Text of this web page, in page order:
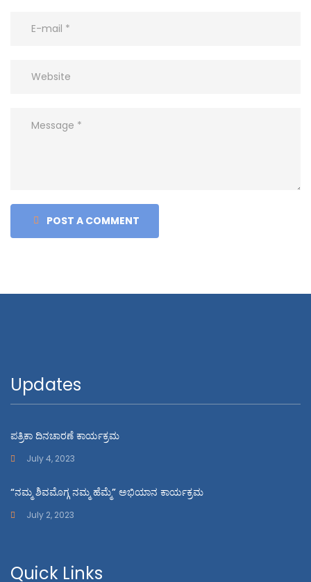
POST A COMMENT
Updates
ಪತ್ರಿಕಾ ದಿನಚಾರಣೆ ಕಾರ್ಯಕ್ರಮ
July 4, 2023
“ನಮ್ಮ ಶಿವಮೊಗ್ಗ ನಮ್ಮ ಹೆಮ್ಮೆ” ಅಭಿಯಾನ ಕಾರ್ಯಕ್ರಮ
July 2, 2023
Quick Links